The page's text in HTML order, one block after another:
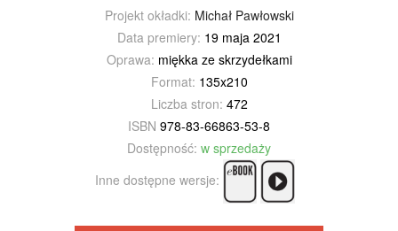
Projekt okładki: Michał Pawłowski
Data premiery: 19 maja 2021
Oprawa: miękka ze skrzydełkami
Format: 135x210
Liczba stron: 472
ISBN 978-83-66863-53-8
Dostępność: w sprzedaży
Inne dostępne wersje: